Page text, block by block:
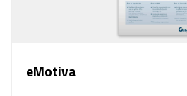
eMotiva